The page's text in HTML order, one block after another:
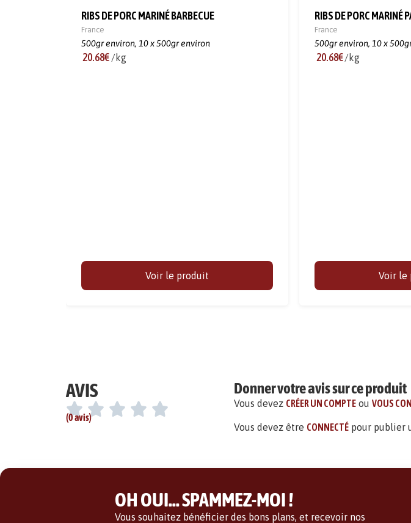
RIBS DE PORC MARINÉ BARBECUE
France
500gr environ, 10 x 500gr environ
20.68€ /kg
Voir le produit
RIBS DE PORC MARINÉ
France
500gr environ, 10 x
20.68€/kg
Voir le
AVIS
(0 avis)
Donner votre avis sur ce produit
Vous devez CRÉER UN COMPTEou VOUS
Vous devez être CONNECTÉpour publier
OH OUI... SPAMMEZ-MOI !
Vous souhaitez bénéficier des bons plans, et recevoir nos